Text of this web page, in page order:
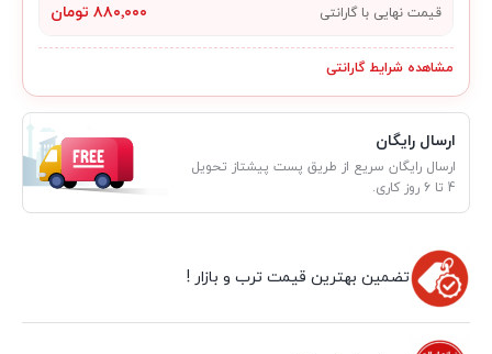
قیمت نهایی با گارانتی ۸۸۰٬۰۰۰ تومان
مشاهده شرایط گارانتی
ارسال رایگان
ارسال رایگان سریع از طریق پست پیشتاز تحویل
4 تا 6 روز کاری.
تضمین بهترین قیمت ترب و بازار !